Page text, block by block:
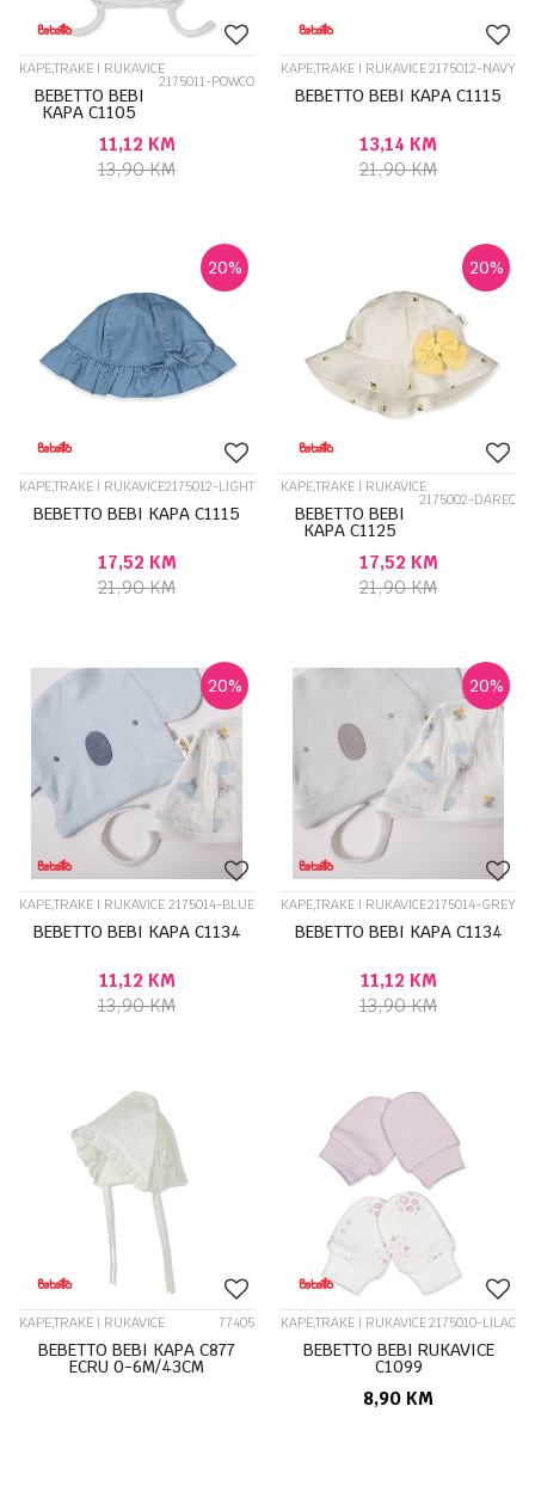
KAPE,TRAKE I RUKAVICE
2175011-POWCO
BEBETTO BEBI
KAPA C1105
11,12 KM
13,90KM
KAPE,TRAKE I RUKAVICE2175012-NAVY
BEBETTO BEBI KAPA C1115
13,14 KM
21,90KM
20%
KAPE,TRAKE I RUKAVICE2175012-LIGHT
BEBETTO BEBI KAPA C1115
17,52 KM
21,90KM
20%
KAPE,TRAKE I RUKAVICE
2175002-DAREC
BEBETTO BEBI
KAPA C1125
17,52 KM
21,90KM
20%
KAPE,TRAKE I RUKAVICE 2175014-BLUE
BEBETTO BEBI KAPA C1134
11,12 KM
13,90KM
20%
KAPE,TRAKE I RUKAVICE2175014-GREY
BEBETTO BEBI KAPA C1134
11,12 KM
13,90KM
KAPE,TRAKE I RUKAVICE 77405
BEBETTO BEBI KAPA C877
ECRU 0-6M/43CM
KAPE,TRAKE I RUKAVICE2175010-LILAC
BEBETTO BEBI RUKAVICE
C1099
8,90 KM